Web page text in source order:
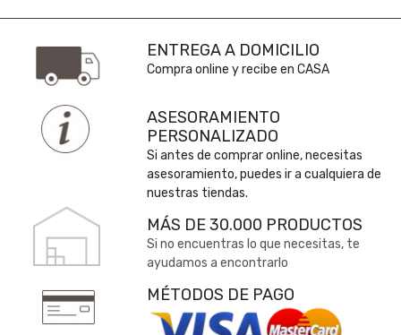
ENTREGA A DOMICILIO
Compra online y recibe en CASA
ASESORAMIENTO
PERSONALIZADO
Si antes de comprar online, necesitas
asesoramiento, puedes ir a cualquiera de
nuestras tiendas.
MÁS DE 30.000 PRODUCTOS
Si no encuentras lo que necesitas, te
ayudamos a encontrarlo
MÉTODOS DE PAGO